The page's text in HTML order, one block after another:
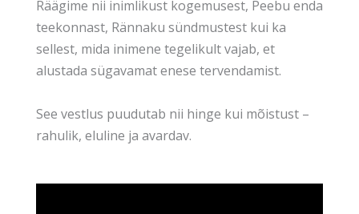
Räägime nii inimlikust kogemusest, Peebu enda
teekonnast, Rännaku sündmustest kui ka
sellest, mida inimene tegelikult vajab, et
alustada sügavamat enese tervendamist.
See vestlus puudutab nii hinge kui mõistust –
rahulik, eluline ja avardav.